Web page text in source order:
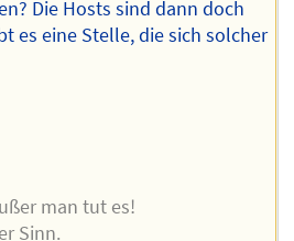
Die Hosts sind dann doch
es eine Stelle, die sich solcher
man tut es!
Sinn.